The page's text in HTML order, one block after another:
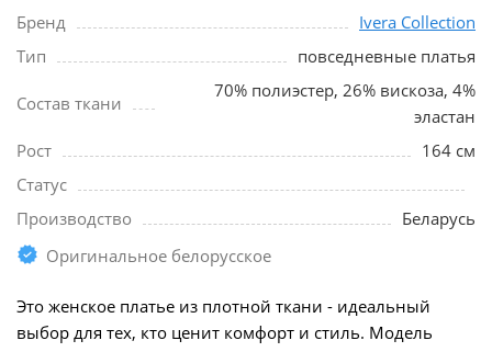
Бренд
Ivera Collection
Тип
повседневные платья
Состав ткани
70% полиэстер, 26% вискоза, 4%
эластан
Рост
164 см
Статус
Производство
Беларусь
Оригинальное белорусское
Это женское платье из плотной ткани - идеальный
выбор для тех, кто ценит комфорт и стиль. Модель